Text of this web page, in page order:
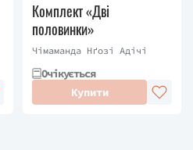
Комплект «Дві
половинки»
Чімаманда Нґозі Адічі
Очікується
Купити